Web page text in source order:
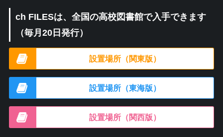
ch FILESは、全国の高校図書館で入手できます
（毎月20日発行）
設置場所（関東版）
設置場所（東海版）
設置場所（関西版）